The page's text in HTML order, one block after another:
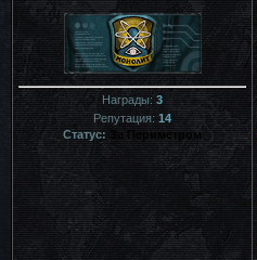
Награды:3
Репутация:14
Статус: За Периметром